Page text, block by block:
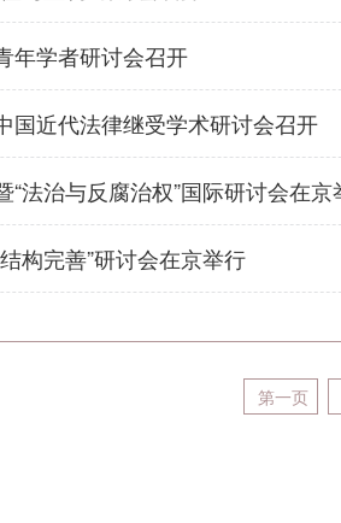
年学者研讨会召开
国近代法律继受学术研讨会召开
“法治与反腐治权”国际研讨会在京
构完善”研讨会在京举行
第一页